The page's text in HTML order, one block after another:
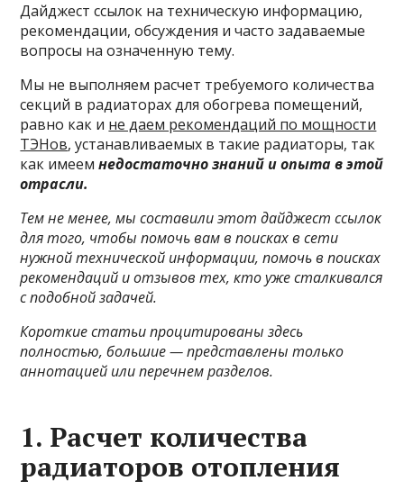
Дайджест ссылок на техническую информацию,
рекомендации, обсуждения и часто задаваемые
вопросы на означенную тему.
Мы не выполняем расчет требуемого количества
секций в радиаторах для обогрева помещений,
равно как и не даем рекомендаций по мощности
ТЭНов, устанавливаемых в такие радиаторы, так
как имеемнедостаточно знаний и опыта в этой
отрасли.
Тем не менее, мы составили этот дайджест ссылок
для того, чтобы помочь вам в поисках в сети
нужной технической информации, помочь в поисках
рекомендаций и отзывов тех, кто уже сталкивался
с подобной задачей.
Короткие статьи процитированы здесь
полностью, большие — представлены только
аннотацией или перечнем разделов.
1. Расчет количества
радиаторов отопления